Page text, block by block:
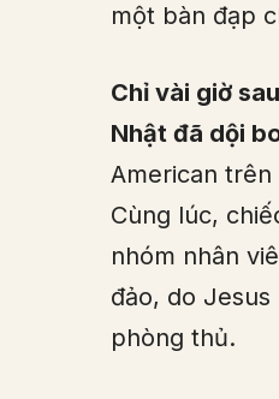
một bàn đạp
Chỉ vài giờ
Nhật đã dội
American trên
Cùng lúc,
nhóm nhân
đảo, do Jesus
phòng thủ.